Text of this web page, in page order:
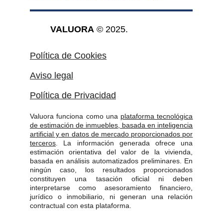
Valuora funciona como una plataforma tecnológica
de estimación de inmuebles, basada en inteligencia
artificial y en datos de mercado proporcionados por
terceros . La información generada ofrece una
estimación orientativa del valor de la vivienda,
basada en análisis automatizados preliminares. En
ningún caso, los resultados proporcionados
constituyen una tasación oficial ni deben
interpretarse como asesoramiento financiero,
jurídico o inmobiliario, ni generan una relación
contractual con esta plataforma.
VALUORA © 2025.
Aviso legal
Política de Privacidad
Política de Cookies